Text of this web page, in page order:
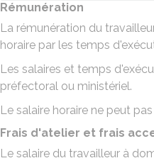
Rémunération
La rémunération du
horaire par les temps
Les salaires et temps
préfectoral ou ministériel.
Le salaire horaire ne peut
Frais d'atelier et frais
Le salaire du travailleur à